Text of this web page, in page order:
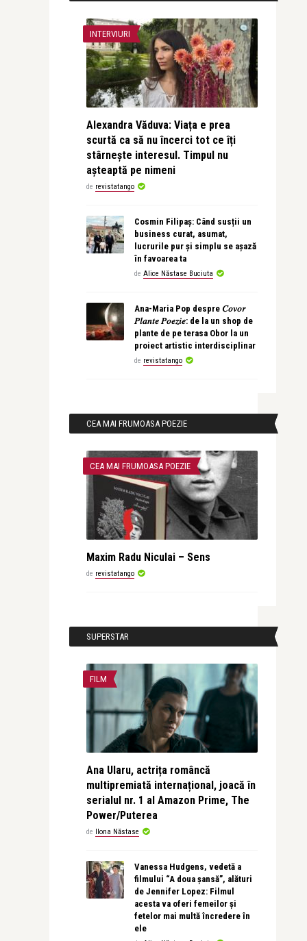
INTERVIURI
Alexandra Văduva: Viața e prea
scurtă ca să nu încerci tot ce îți
stârnește interesul. Timpul nu
așteaptă pe nimeni
de revistatango
Cosmin Filipaș: Când susții un
business curat, asumat,
lucrurile pur și simplu se așază
în favoarea ta
de Alice Năstase Buciuta
Ana-Maria Pop despre 𝐶𝑜𝑣𝑜𝑟
𝑃𝑙𝑎𝑛𝑡𝑒 𝑃𝑜𝑒𝑧𝑖𝑒: de la un shop de
plante de pe terasa Obor la un
proiect artistic interdisciplinar
de revistatango
CEA MAI FRUMOASA POEZIE
CEA MAI FRUMOASA POEZIE
Maxim Radu Niculai – Sens
de revistatango
SUPERSTAR
FILM
Ana Ularu, actrița româncă
multipremiată internațional, joacă în
serialul nr. 1 al Amazon Prime, The
Power/Puterea
de Ilona Năstase
Vanessa Hudgens, vedetă a
filmului “A doua șansă”, alături
de Jennifer Lopez: Filmul
acesta va oferi femeilor și
fetelor mai multă încredere în
ele